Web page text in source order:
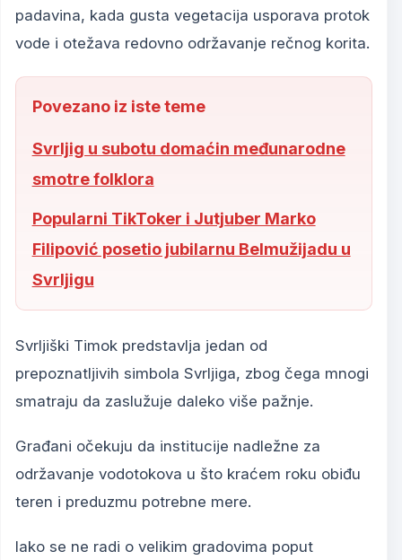
padavina, kada gusta vegetacija usporava protok
vode i otežava redovno održavanje rečnog korita.
Povezano iz iste teme
Svrljig u subotu domaćin međunarodne
smotre folklora
Popularni TikToker i Jutjuber Marko
Filipović posetio jubilarnu Belmužijadu u
Svrljigu
Svrljiški Timok predstavlja jedan od
prepoznatljivih simbola Svrljiga, zbog čega mnogi
smatraju da zaslužuje daleko više pažnje.
Građani očekuju da institucije nadležne za
održavanje vodotokova u što kraćem roku obiđu
teren i preduzmu potrebne mere.
Iako se ne radi o velikim gradovima poput